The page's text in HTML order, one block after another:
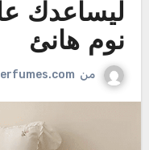
ليساعدك
نوم هانئ
من